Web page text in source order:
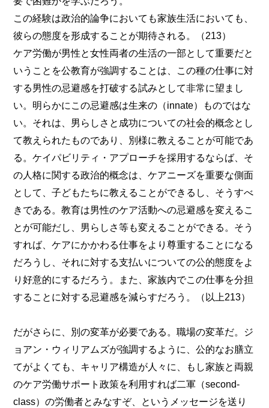
この経験は政治的論争においても家族生活においても、
彼らの態度を形成することが期待される。（213）
ケア労働が男性と女性両者の生活の一部として重要だと
いうことを公教育が強調することは、この種の仕事に対
する男性の忌避感を打破する試みとして非常に望まし
い。明らかにこの忌避感は生来の（innate）ものではな
い。それは、男らしさと成功についての社会的概念とし
て教えられたものであり、別様に教えることが可能であ
る。ケイパビリティ・アプローチを採用するならば、そ
の人格に関する政治的概念は、ケアニーズを重要な側面
として、子どもたちに教えることができるし、そうすべ
きである。教育は男性のケア活動への忌避感を変えるこ
とが可能だし、男らしさ等も変えることができる。そう
すれば、ケアにかかわる仕事をより尊重することになる
だろうし、それに対する支払いについての公的態度をよ
り好意的にするだろう。また、家族内でこの仕事を分担
することに対する忌避感を減らすだろう。（以上213）
だがさらに、別の変革が必要である。職場の変革だ。ジ
ョアン・ウィリアムズが強調するように、公的なお膳立
てがよくても、キャリア構造が人々に、もし家族と両親
のケア労働サポート政策を利用すれば二軍（second-
class）の労働者とみなすぞ、というメッセージを送り